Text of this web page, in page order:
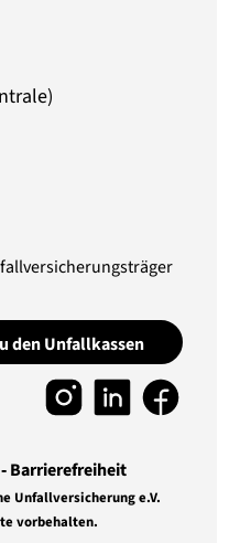
den Unfallkassen
Barrierefreiheit
Unfallversicherung e.V.
vorbehalten.